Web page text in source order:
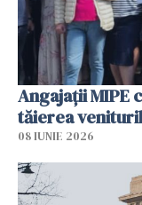
Angajaţii MIPE
tăierea
08 IUNIE 2026